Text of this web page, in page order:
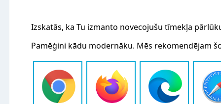
Izskatās, ka Tu izmanto novecojušu tīmekļa
Pamēģini kādu modernāku. Mēs rekomendējam